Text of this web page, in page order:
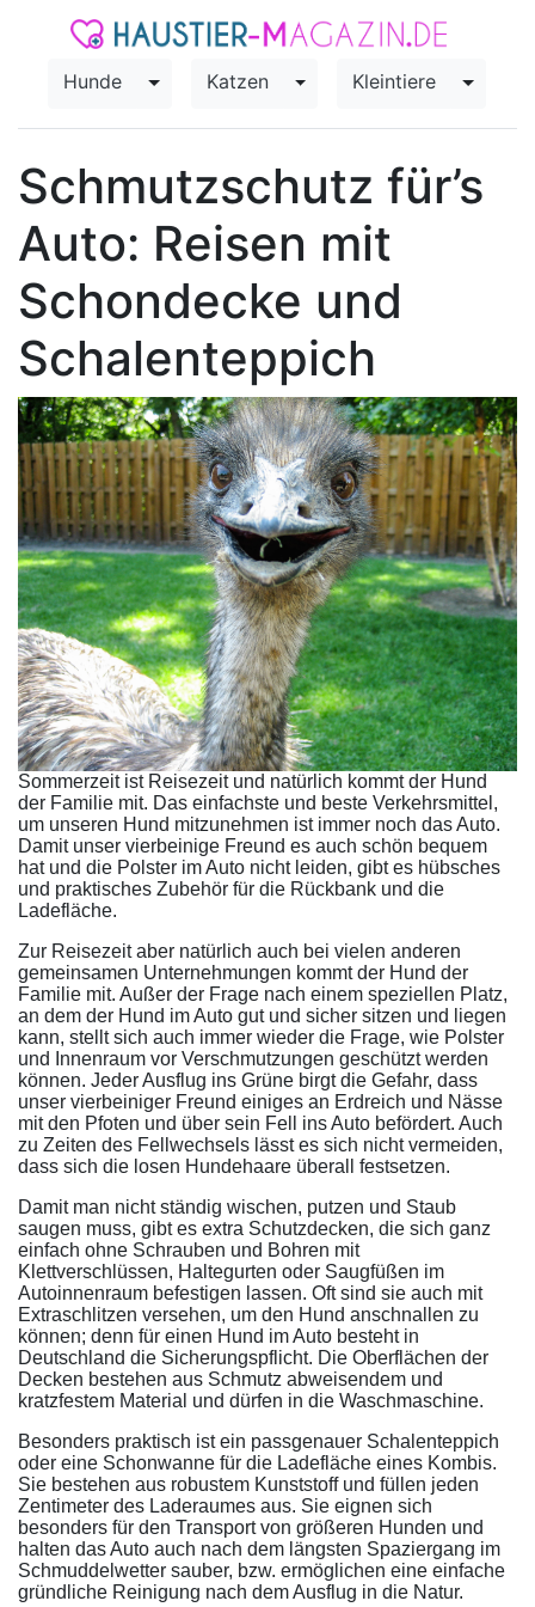
Hunde Toggle Dropdown
Katzen Toggle Dropdown
Kleintiere Toggle
Schmutzschutz für’s
Auto: Reisen mit
Schondecke und
Schalenteppich
Sommerzeit ist Reisezeit und natürlich kommt der Hund
der Familie mit. Das einfachste und beste Verkehrsmittel,
um unseren Hund mitzunehmen ist immer noch das Auto.
Damit unser vierbeinige Freund es auch schön bequem
hat und die Polster im Auto nicht leiden, gibt es hübsches
und praktisches Zubehör für die Rückbank und die
Ladefläche.
Zur Reisezeit aber natürlich auch bei vielen anderen
gemeinsamen Unternehmungen kommt der Hund der
Familie mit. Außer der Frage nach einem speziellen Platz,
an dem der Hund im Auto gut und sicher sitzen und liegen
kann, stellt sich auch immer wieder die Frage, wie Polster
und Innenraum vor Verschmutzungen geschützt werden
können. Jeder Ausflug ins Grüne birgt die Gefahr, dass
unser vierbeiniger Freund einiges an Erdreich und Nässe
mit den Pfoten und über sein Fell ins Auto befördert. Auch
zu Zeiten des Fellwechsels lässt es sich nicht vermeiden,
dass sich die losen Hundehaare überall festsetzen.
Damit man nicht ständig wischen, putzen und Staub
saugen muss, gibt es extra Schutzdecken, die sich ganz
einfach ohne Schrauben und Bohren mit
Klettverschlüssen, Haltegurten oder Saugfüßen im
Autoinnenraum befestigen lassen. Oft sind sie auch mit
Extraschlitzen versehen, um den Hund anschnallen zu
können; denn für einen Hund im Auto besteht in
Deutschland die Sicherungspflicht. Die Oberflächen der
Decken bestehen aus Schmutz abweisendem und
kratzfestem Material und dürfen in die Waschmaschine.
Besonders praktisch ist ein passgenauer Schalenteppich
oder eine Schonwanne für die Ladefläche eines Kombis.
Sie bestehen aus robustem Kunststoff und füllen jeden
Zentimeter des Laderaumes aus. Sie eignen sich
besonders für den Transport von größeren Hunden und
halten das Auto auch nach dem längsten Spaziergang im
Schmuddelwetter sauber, bzw. ermöglichen eine einfache
gründliche Reinigung nach dem Ausflug in die Natur.